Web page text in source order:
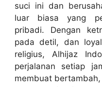
suci ini dan
luar biasa yang
pribadi. Dengan
pada detil, dan
religius, Alhijaz
perjalanan setiap
membuat